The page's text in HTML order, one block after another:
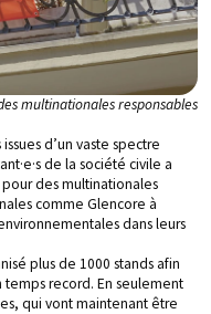
multinationales responsables
d’un vaste spectre
de la société civile a
des multinationales
comme Glencore à
dans leurs
plus de 1000 stands afin
temps record. En seulement
qui vont maintenant être